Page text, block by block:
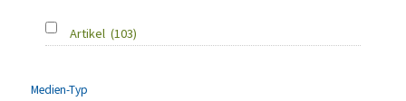
Artikel (103)
Medien-Typ